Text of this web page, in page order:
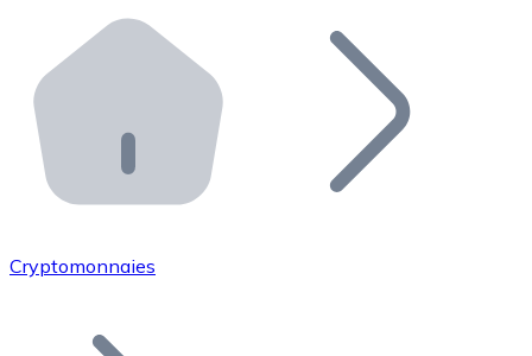
Distributeurs automatiques Bitnovo
Intégrez un ATM Bitnovo dans votre entreprise et
API Bitnovo
Intégrez notre API dans votre écosystème.
Rejoignez notre réseau de distributeurs et
Ajoutez le token de votre projet à notre service
Cryptomonnaies